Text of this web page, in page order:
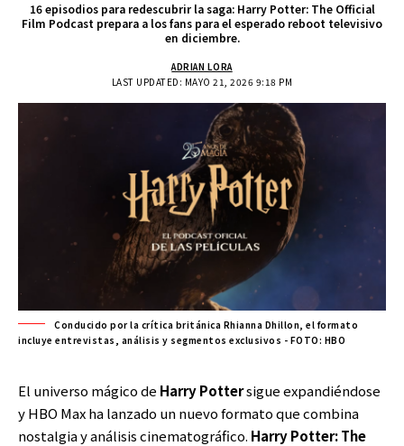
16 episodios para redescubrir la saga: Harry Potter: The Official
Film Podcast prepara a los fans para el esperado reboot televisivo
en diciembre.
LAST UPDATED: MAYO 21, 2026 9:18 PM
ADRIAN LORA
Conducido por la crítica británica Rhianna Dhillon, el formato
incluye entrevistas, análisis y segmentos exclusivos - FOTO: HBO
El universo mágico de Harry Pottersigue expandiéndose
y HBO Max ha lanzado un nuevo formato que combina
nostalgia y análisis cinematográfico. Harry Potter: The